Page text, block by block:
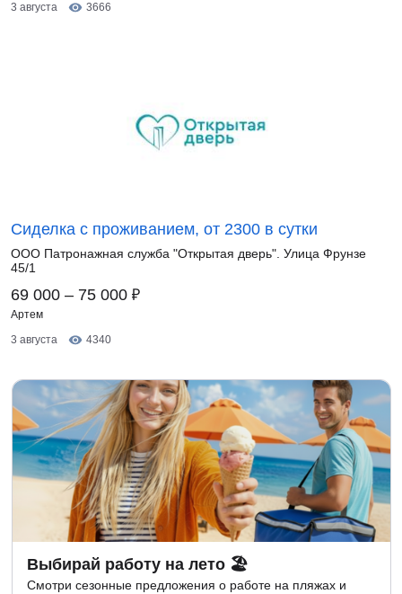
3 августа 3666
Сиделка с проживанием, от 2300 в сутки
ООО Патронажная служба "Открытая дверь". Улица Фрунзе
45/1
69 000 – 75 000 ₽
Артем
3 августа
4340
Выбирай работу на лето 🏖
Смотри сезонные предложения о работе на пляжах и